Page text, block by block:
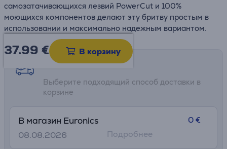
самозатачивающихся лезвий PowerCut и 100%
моющихся компонентов делают эту бритву простым в
использовании и максимально надежным вариантом.
37.99 € В корзину
Возможности доставки
Выберите подходящий способ доставки в
корзине
В магазин Euronics
08.08.2026
0 €
Подробнее